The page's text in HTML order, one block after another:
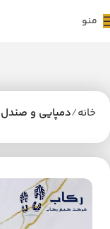
منو
خانه دمپایی و صندل